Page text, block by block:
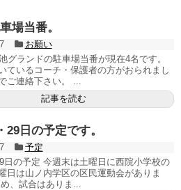
場当番。
お願い
グランドの駐車場当番が現在4名です。
ているコーチ・保護者の方がおられまし
ご連絡下さい。 ...
記事を読む
29日の予定です。
予定
日の予定 今週末は土曜日に西院小学校の
日は山ノ内学区の区民運動会がありま
、試合はありま...